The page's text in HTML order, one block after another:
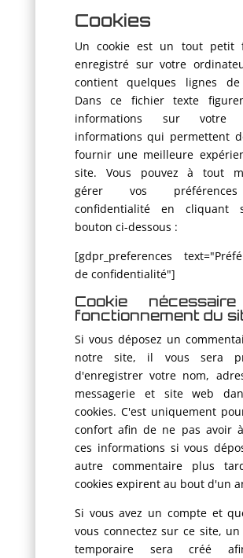
Cookies
Un cookie est un tout petit
enregistré sur votre
contient quelques lignes de
Dans ce fichier texte
informations sur votre
informations qui permettent
fournir une meilleure
site. Vous pouvez à tout
gérer vos
confidentialité en cliquant
bouton ci-dessous :
[gdpr_preferences
de confidentialité"]
Cookie
fonctionnement du
Si vous déposez un
notre site, il vous sera
d'enregistrer votre nom,
messagerie et site web
cookies. C'est uniquement
confort afin de ne pas avoir
ces informations si vous
autre commentaire plus
cookies expirent au bout d'un
Si vous avez un compte et
vous connectez sur ce site, un
temporaire sera créé